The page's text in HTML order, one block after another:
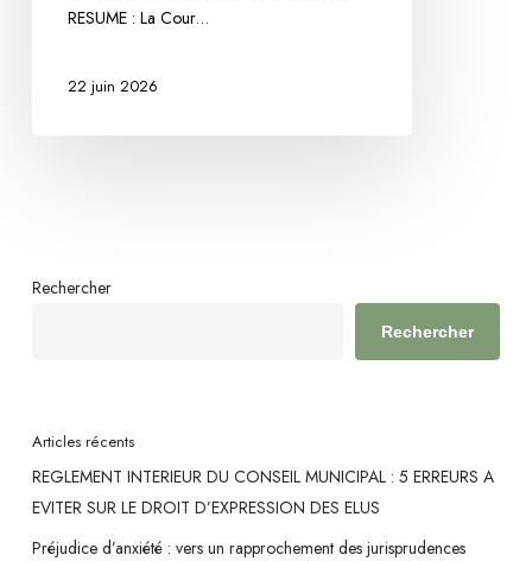
conservatoires
RESUME : La Cour…
22 juin 2026
Rechercher
Rechercher
Articles récents
REGLEMENT INTERIEUR DU CONSEIL MUNICIPAL : 5 ERREURS A
EVITER SUR LE DROIT D’EXPRESSION DES ELUS
Préjudice d’anxiété : vers un rapprochement des jurisprudences